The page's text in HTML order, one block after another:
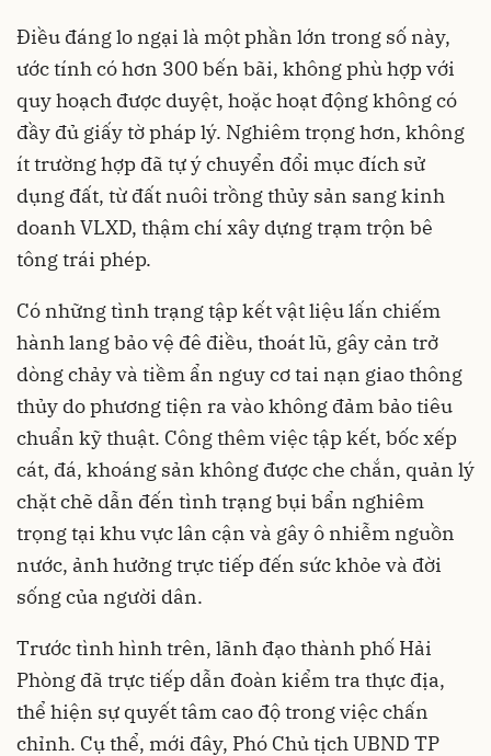
Điều đáng lo ngại là một phần lớn trong số này,
ước tính có hơn 300 bến bãi, không phù hợp với
quy hoạch được duyệt, hoặc hoạt động không có
đầy đủ giấy tờ pháp lý. Nghiêm trọng hơn, không
ít trường hợp đã tự ý chuyển đổi mục đích sử
dụng đất, từ đất nuôi trồng thủy sản sang kinh
doanh VLXD, thậm chí xây dựng trạm trộn bê
tông trái phép.
Có những tình trạng tập kết vật liệu lấn chiếm
hành lang bảo vệ đê điều, thoát lũ, gây cản trở
dòng chảy và tiềm ẩn nguy cơ tai nạn giao thông
thủy do phương tiện ra vào không đảm bảo tiêu
chuẩn kỹ thuật. Công thêm việc tập kết, bốc xếp
cát, đá, khoáng sản không được che chắn, quản lý
chặt chẽ dẫn đến tình trạng bụi bẩn nghiêm
trọng tại khu vực lân cận và gây ô nhiễm nguồn
nước, ảnh hưởng trực tiếp đến sức khỏe và đời
sống của người dân.
Trước tình hình trên, lãnh đạo thành phố Hải
Phòng đã trực tiếp dẫn đoàn kiểm tra thực địa,
thể hiện sự quyết tâm cao độ trong việc chấn
chỉnh. Cụ thể, mới đây, Phó Chủ tịch UBND TP